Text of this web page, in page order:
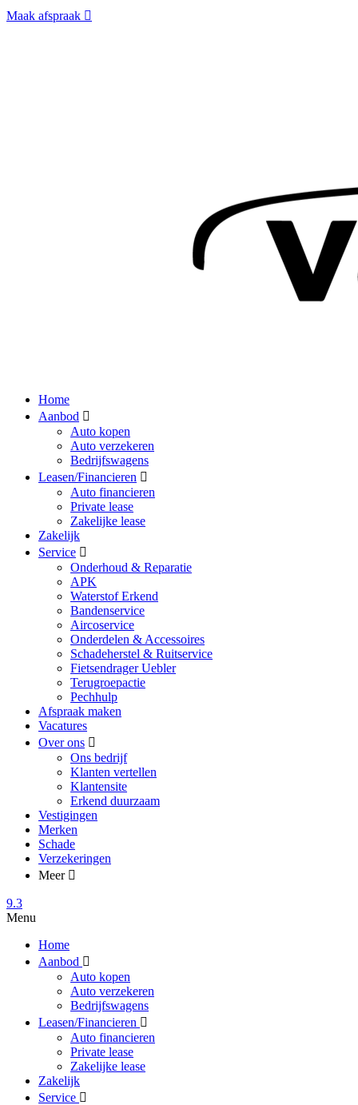
Maak afspraak
Home
Aanbod
Auto kopen
Auto verzekeren
Bedrijfswagens
Leasen/Financieren
Auto financieren
Private lease
Zakelijke lease
Zakelijk
Service
Onderhoud & Reparatie
APK
Waterstof Erkend
Bandenservice
Aircoservice
Onderdelen & Accessoires
Schadeherstel & Ruitservice
Fietsendrager Uebler
Terugroepactie
Pechhulp
Afspraak maken
Vacatures
Over ons
Ons bedrijf
Klanten vertellen
Klantensite
Erkend duurzaam
Vestigingen
Merken
Schade
Verzekeringen
Meer
9.3
Menu
Home
Aanbod
Auto kopen
Auto verzekeren
Bedrijfswagens
Leasen/Financieren
Auto financieren
Private lease
Zakelijke lease
Zakelijk
Service